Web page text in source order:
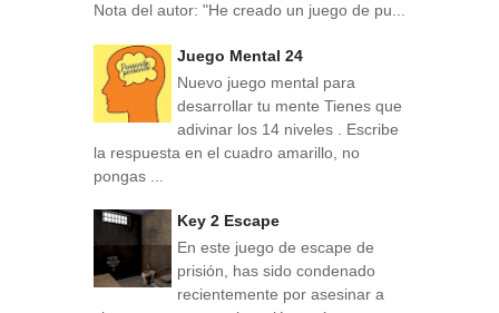
Nota del autor: "He creado un juego de pu...
Juego Mental 24
Nuevo juego mental para
desarrollar tu mente Tienes que
adivinar los 14 niveles . Escribe
la respuesta en el cuadro amarillo, no
pongas ...
Key 2 Escape
En este juego de escape de
prisión, has sido condenado
recientemente por asesinar a